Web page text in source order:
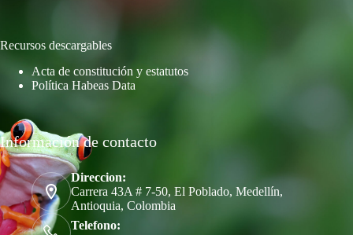
Recursos descargables
Acta de constitución y estatutos
Política Habeas Data
Información de contacto
Direccion:
Carrera 43A # 7-50, El Poblado, Medellín,
Antioquia, Colombia
Telefono: